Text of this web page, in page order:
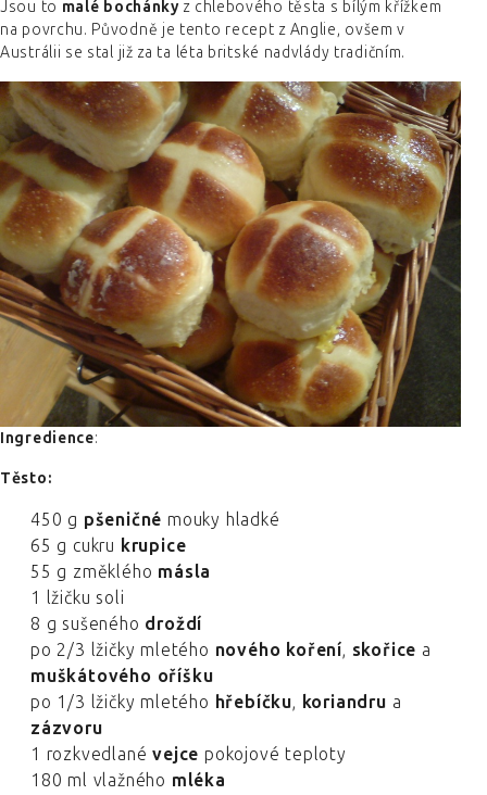
Jsou to malé bochánkyz chlebového těsta s bílým křížkem
na povrchu. Původně je tento recept z Anglie, ovšem v
Austrálii se stal již za ta léta britské nadvlády tradičním.
Ingredience:
Těsto:
450 g pšeničné mouky hladké
65 g cukru krupice
55 g změklého másla
1 lžičku soli
8 g sušeného droždí
po 2/3 lžičky mletého nového koření, skořice a
muškátového oříšku
po 1/3 lžičky mletého hřebíčku, koriandru a
zázvoru
1 rozkvedlanévejce pokojové teploty
180 ml vlažného mléka